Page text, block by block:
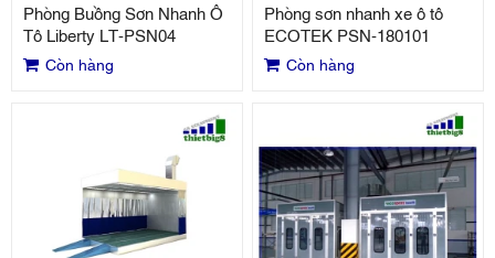
Phòng Buồng Sơn Nhanh Ô
Tô Liberty LT-PSN04
Còn hàng
Phòng sơn nhanh xe ô tô
ECOTEK PSN-180101
Còn hàng